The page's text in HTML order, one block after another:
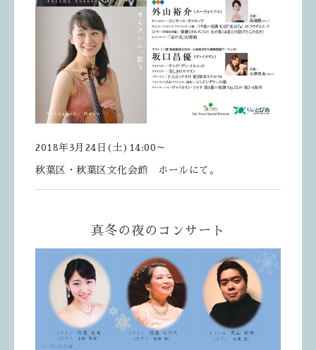
2018年3月24日(土)14:00～
秋葉区・秋葉区文化会館 ホールにて。
真冬の夜のコンサート